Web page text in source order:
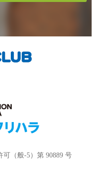
（般-5）第 90889 号